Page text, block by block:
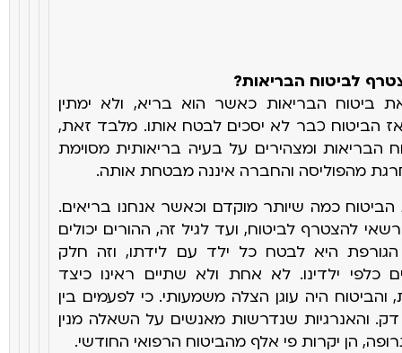
לביטוח הבריאות?
הבריאות כאשר הוא בריא, ולא ימתין
הביטוח כבר לא יסכים לבטח אותו. מלבד זאת,
הבריאות ומצהירים על בעיה בריאותית מסוימת
מהפוליסה והחברה איננה מבטחת אותה.
כמה שיותר מוקדם וכאשר אנחנו בריאים.
להצטרף לביטוח, ועד לגיל זה, ההורים יכולים
היא לבטח כל ילד עם לידתו, וזה חלק
כלפי ילדינו. לא אחת ולא שתיים ראינו כיצד
והביטוח היה עוגן הצלה משמעותי. כי לפעמים בין
והאנרגיות שנדרשות מאנשים על השאלה מנין
הן יקרות פי אלף מהביטוח הרפואי החודשי.